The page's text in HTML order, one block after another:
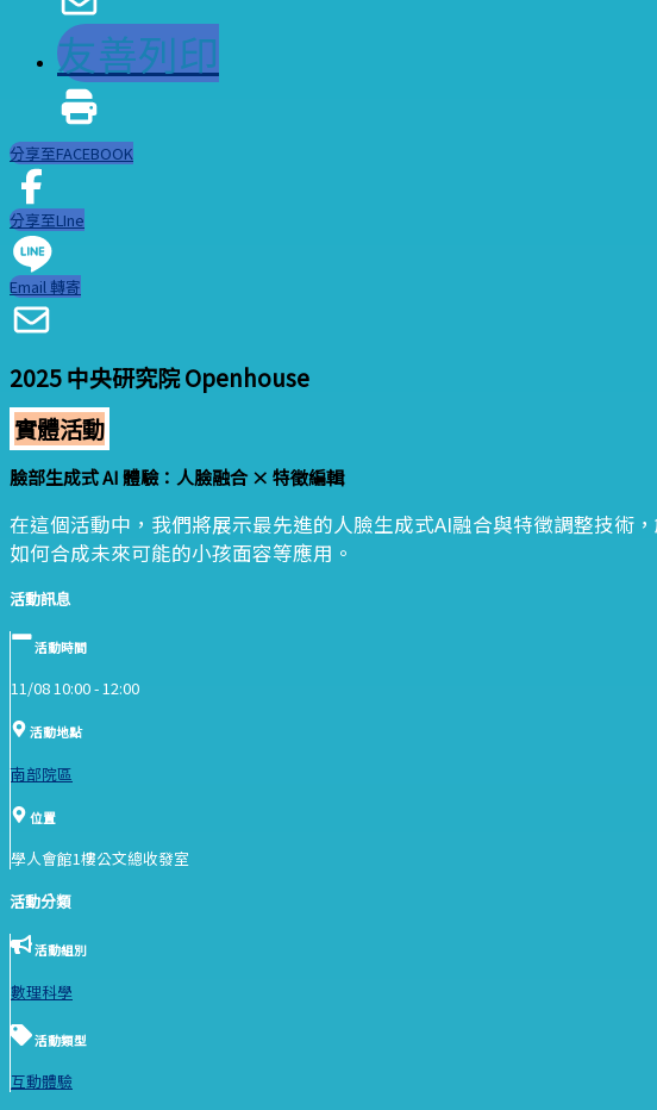
友善列印
分享至FACEBOOK
分享至LIne
Email 轉寄
2025 中央研究院 Openhouse
實體活動
臉部生成式 AI 體驗：人臉融合 × 特徵編輯
在這個活動中，我們將展示最先進的人臉生成式AI融合與特徵調整技術
如何合成未來可能的小孩面容等應用。
活動訊息
活動時間
11/08 10:00 -12:00
活動地點
南部院區
位置
學人會館1樓公文總收發室
活動分類
活動組別
數理科學
活動類型
互動體驗